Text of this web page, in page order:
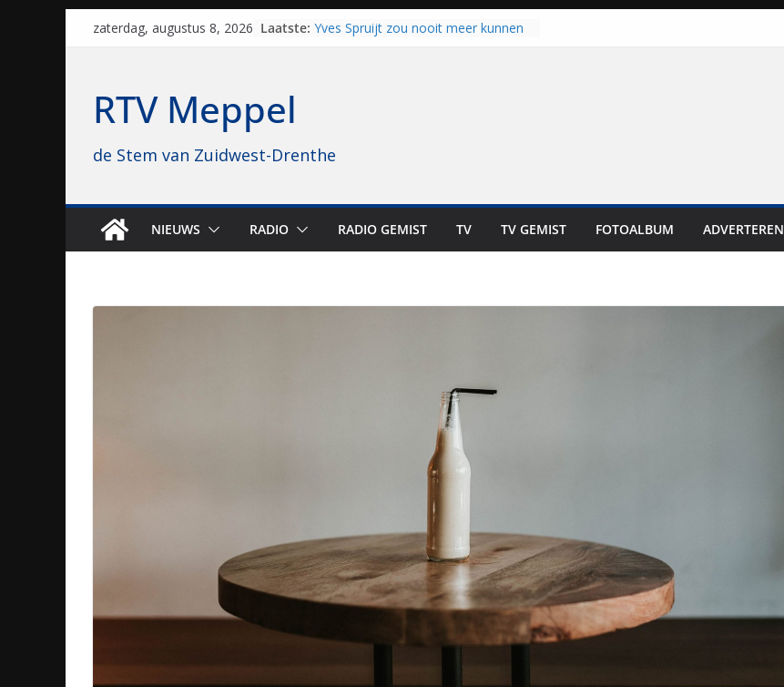
zaterdag, augustus 8, 2026 Laatste: Yves Spruijt zou nooit meer kunnen
bijna 1.000 zonnepanelen in gebruik
Hoogeveen over: “Dit is altijd een
topbioscoop geweest”
RTV Meppel
de Stem van Zuidwest-Drenthe
NIEUWS RADIO RADIO GEMIST TV TV GEMIST FOTOALBUM ADVERTEREN